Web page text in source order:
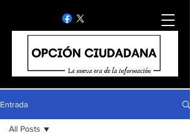
Entrada
All Posts